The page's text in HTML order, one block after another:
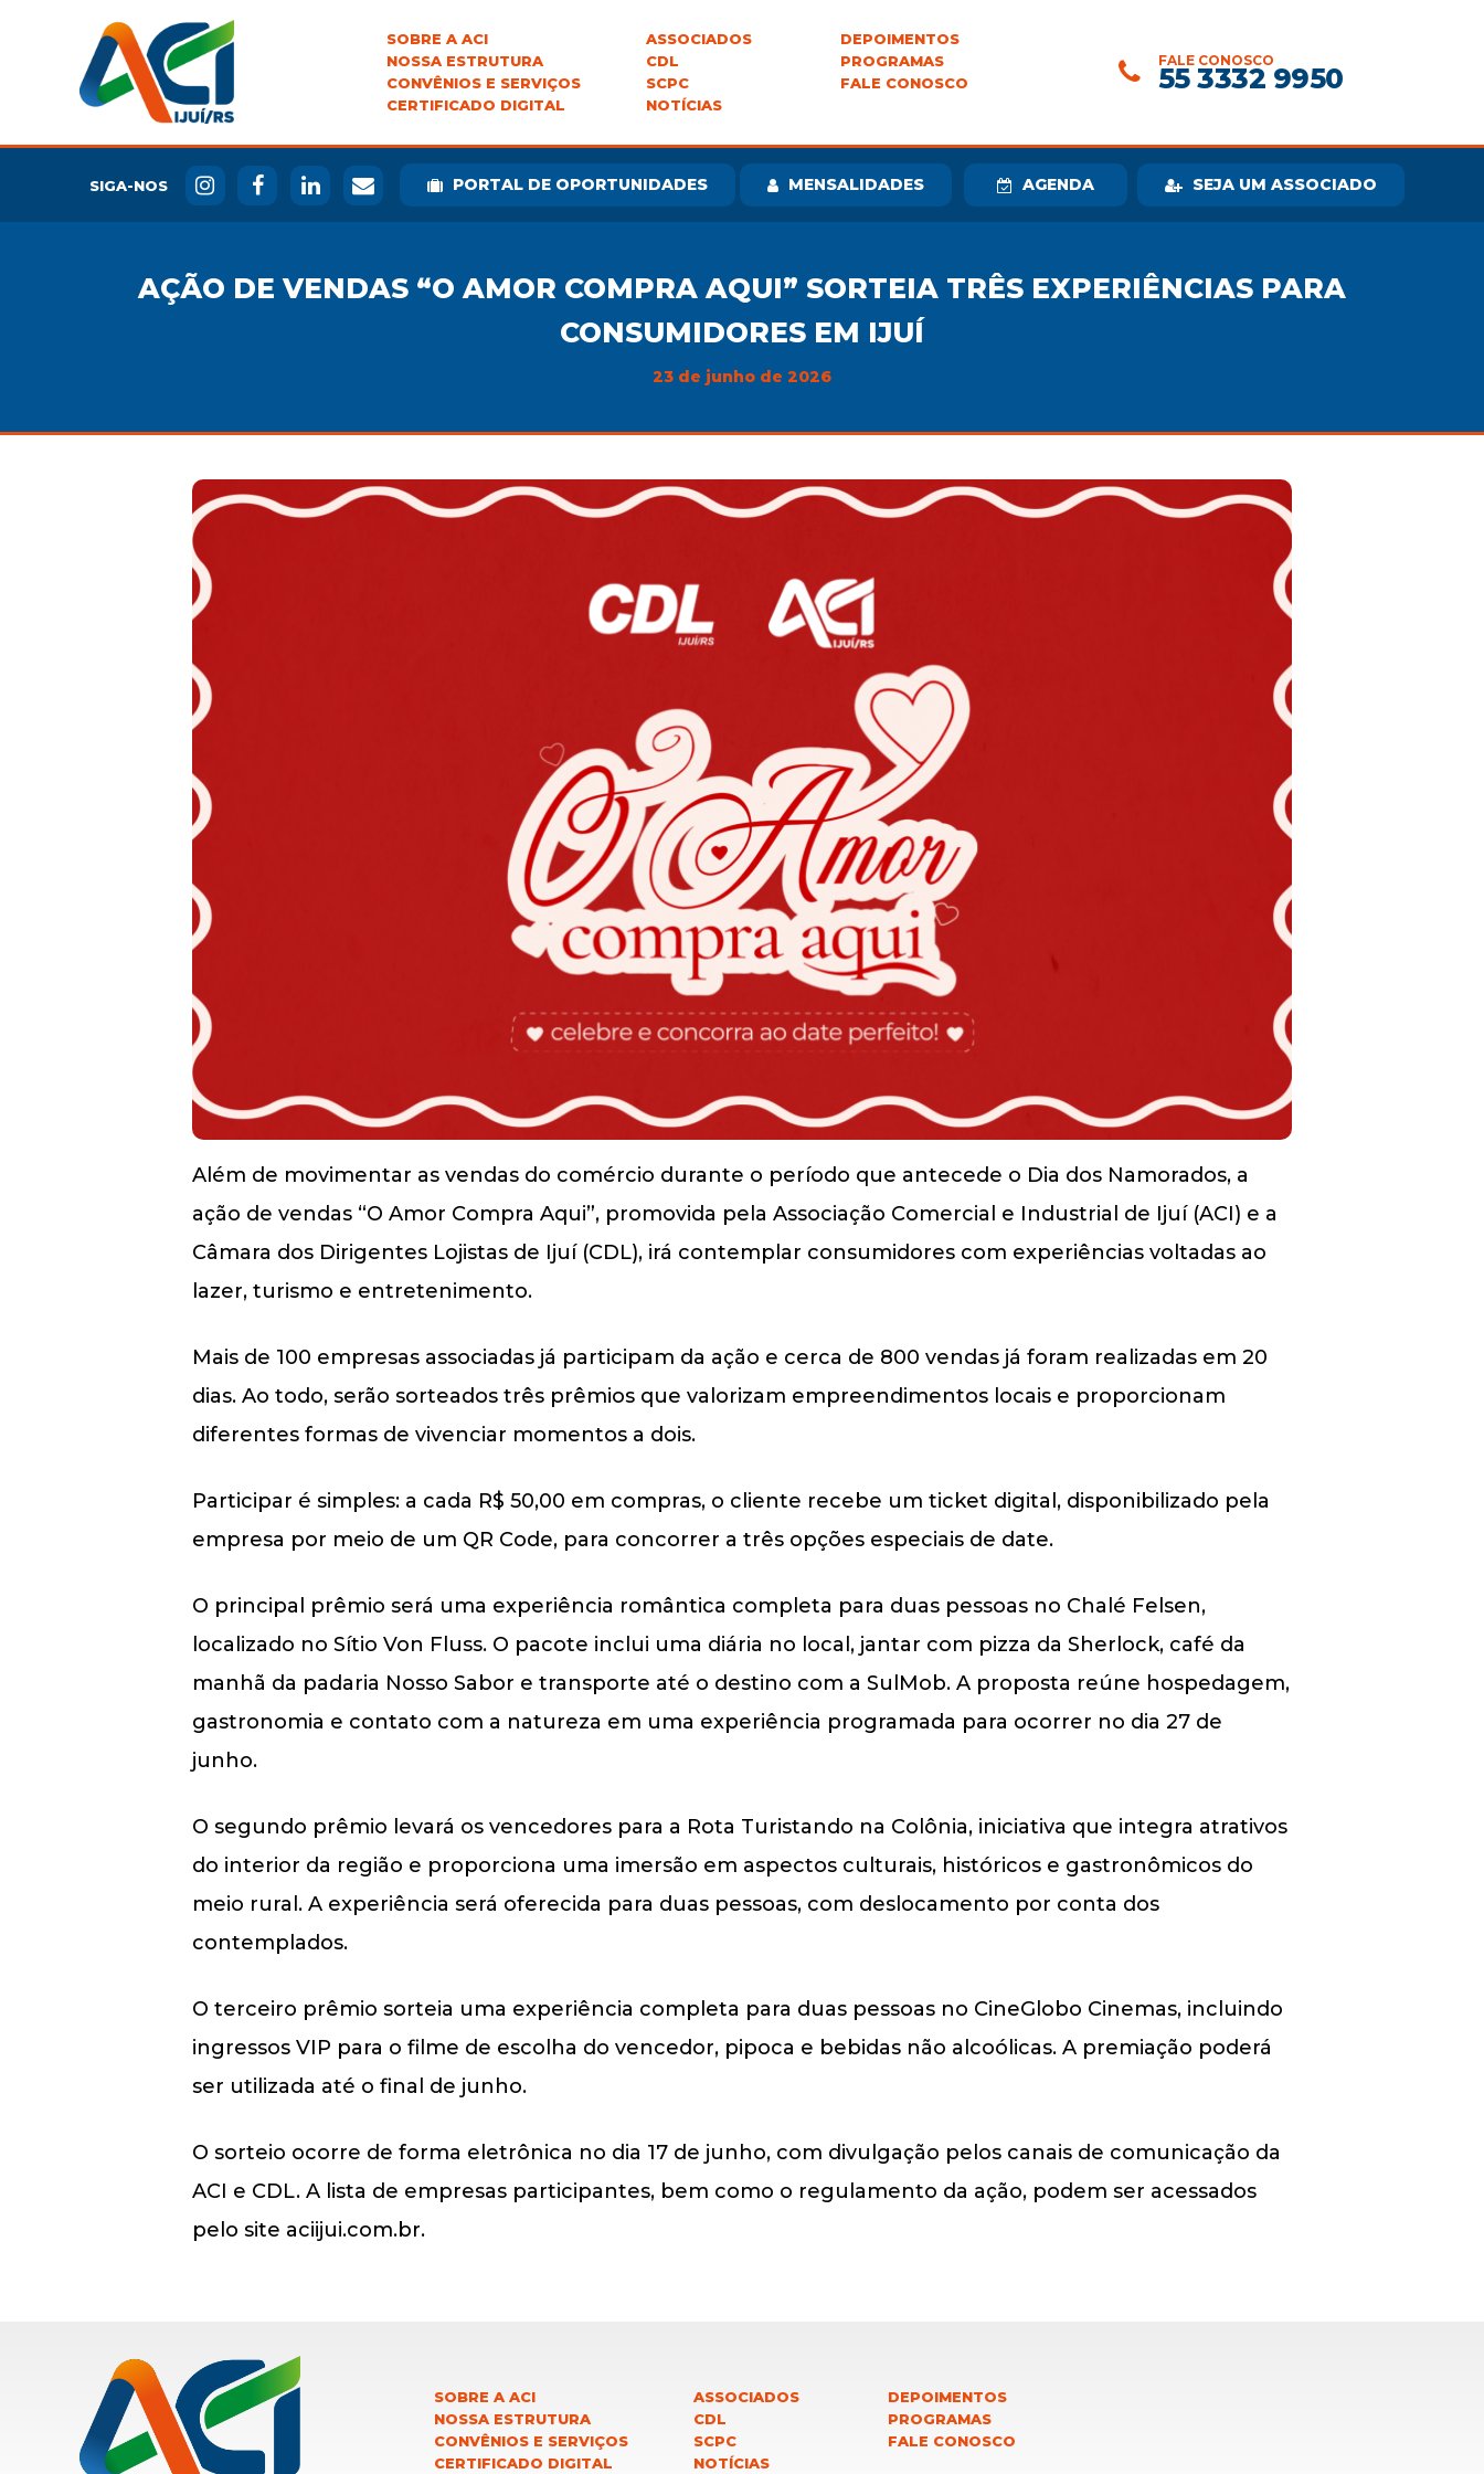
SOBRE A ACI
NOSSA ESTRUTURA
CONVÊNIOS E SERVIÇOS
CERTIFICADO DIGITAL
ASSOCIADOS
CDL
SCPC
NOTÍCIAS
DEPOIMENTOS
PROGRAMAS
FALE CONOSCO
FALE CONOSCO
55 3332 9950
SIGA-NOS PORTAL DE OPORTUNIDADES MENSALIDADES AGENDA SEJA UM ASSOCIADO
AÇÃO DE VENDAS “O AMOR COMPRA AQUI” SORTEIA TRÊS EXPERIÊNCIAS PARA
CONSUMIDORES EM IJUÍ
23 de junho de 2026
Além de movimentar as vendas do comércio durante o período que antecede o Dia dos Namorados, a
ação de vendas “O Amor Compra Aqui”, promovida pela Associação Comercial e Industrial de Ijuí (ACI) e a
Câmara dos Dirigentes Lojistas de Ijuí (CDL), irá contemplar consumidores com experiências voltadas ao
lazer, turismo e entretenimento.
Mais de 100 empresas associadas já participam da ação e cerca de 800 vendas já foram realizadas em 20
dias. Ao todo, serão sorteados três prêmios que valorizam empreendimentos locais e proporcionam
diferentes formas de vivenciar momentos a dois.
Participar é simples: a cada R$ 50,00 em compras, o cliente recebe um ticket digital, disponibilizado pela
empresa por meio de um QR Code, para concorrer a três opções especiais de date.
O principal prêmio será uma experiência romântica completa para duas pessoas no Chalé Felsen,
localizado no Sítio Von Fluss. O pacote inclui uma diária no local, jantar com pizza da Sherlock, café da
manhã da padaria Nosso Sabor e transporte até o destino com a SulMob. A proposta reúne hospedagem,
gastronomia e contato com a natureza em uma experiência programada para ocorrer no dia 27 de
junho.
O segundo prêmio levará os vencedores para a Rota Turistando na Colônia, iniciativa que integra atrativos
do interior da região e proporciona uma imersão em aspectos culturais, históricos e gastronômicos do
meio rural. A experiência será oferecida para duas pessoas, com deslocamento por conta dos
contemplados.
O terceiro prêmio sorteia uma experiência completa para duas pessoas no CineGlobo Cinemas, incluindo
ingressos VIP para o filme de escolha do vencedor, pipoca e bebidas não alcoólicas. A premiação poderá
ser utilizada até o final de junho.
O sorteio ocorre de forma eletrônica no dia 17 de junho, com divulgação pelos canais de comunicação da
ACI e CDL. A lista de empresas participantes, bem como o regulamento da ação, podem ser acessados
pelo site aciijui.com.br.
SOBRE A ACI
NOSSA ESTRUTURA
CONVÊNIOS E SERVIÇOS
CERTIFICADO DIGITAL
ASSOCIADOS
CDL
SCPC
NOTÍCIAS
DEPOIMENTOS
PROGRAMAS
FALE CONOSCO